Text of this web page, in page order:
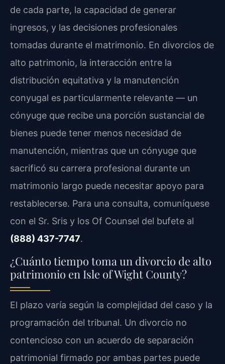
de cada parte, la capacidad de generar
ingresos, y las decisiones profesionales
tomadas durante el matrimonio. En divorcios de
alto patrimonio, la interacción entre la
distribución equitativa y la manutención
conyugal es particularmente relevante — un
cónyuge que recibe una porción sustancial de
bienes puede tener menos necesidad de
manutención, mientras que un cónyuge que
sacrificó su carrera profesional durante un
matrimonio largo puede necesitar apoyo para
restablecerse. Para una consulta, comuníquese
con el Sr. Sris y los Of Counsel del bufete al
(888) 437-7747.
¿Cuánto tiempo toma un divorcio de alto
patrimonio en Isle of Wight County?
El plazo varía según la complejidad del caso y la
programación del tribunal. Un divorcio no
contencioso con un acuerdo de separación
patrimonial firmado por ambas partes puede